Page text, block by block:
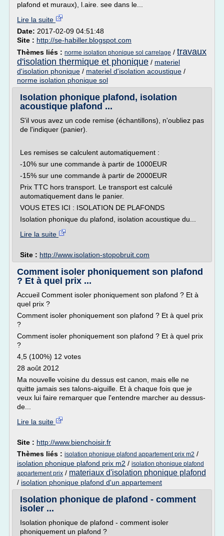
plafond et muraux), l.aire. see dans le...
Lire la suite
Date: 2017-02-09 04:51:48
Site : http://se-habiller.blogspot.com
Thèmes liés : norme isolation phonique sol carrelage / travaux
d'isolation thermique et phonique / materiel
d'isolation phonique / materiel d'isolation acoustique /
norme isolation phonique sol
Isolation phonique plafond, isolation
acoustique plafond ...
S'il vous avez un code remise (échantillons), n'oubliez pas
de l'indiquer (panier).
Les remises se calculent automatiquement :
-10% sur une commande à partir de 1000EUR
-15% sur une commande à partir de 2000EUR
Prix TTC hors transport. Le transport est calculé
automatiquement dans le panier.
VOUS ETES ICI : ISOLATION DE PLAFONDS
Isolation phonique du plafond, isolation acoustique du...
Lire la suite
Site : http://www.isolation-stopobruit.com
Comment isoler phoniquement son plafond
? Et à quel prix ...
Accueil Comment isoler phoniquement son plafond ? Et à
quel prix ?
Comment isoler phoniquement son plafond ? Et à quel prix
?
Comment isoler phoniquement son plafond ? Et à quel prix
?
4,5 (100%) 12 votes
28 août 2012
Ma nouvelle voisine du dessus est canon, mais elle ne
quitte jamais ses talons-aiguille. Et à chaque fois que je
veux lui faire remarquer que l'entendre marcher au dessus-
de...
Lire la suite
Site : http://www.bienchoisir.fr
Thèmes liés : isolation phonique plafond appartement prix m2 /
isolation phonique plafond prix m2 / isolation phonique plafond
appartement prix / materiaux d'isolation phonique plafond
/ isolation phonique plafond d'un appartement
Isolation phonique de plafond - comment
isoler ...
Isolation phonique de plafond - comment isoler
phoniquement un plafond ?